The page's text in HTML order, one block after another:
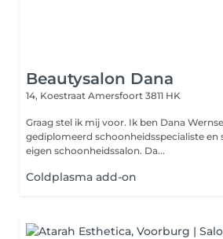
Beautysalon Dana
14, Koestraat Amersfoort 3811 HK
Graag stel ik mij voor. Ik ben Dana
gediplomeerd schoonheidsspecialiste en
eigen schoonheidssalon. Da...
Coldplasma add-on